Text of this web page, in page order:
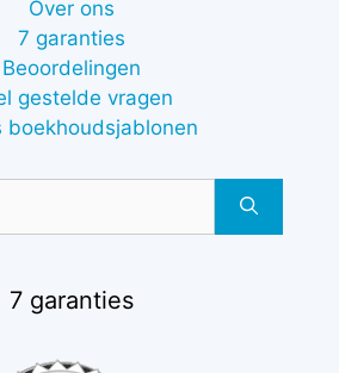
Over ons
7 garanties
Beoordelingen
gestelde vragen
boekhoudsjablonen
7 garanties